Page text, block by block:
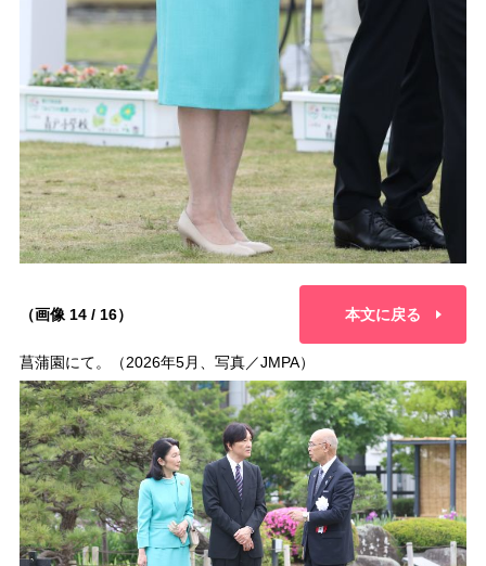
（画像 14 / 16） 本文に戻る
菖蒲園にて。（2026年5月、写真／JMPA）